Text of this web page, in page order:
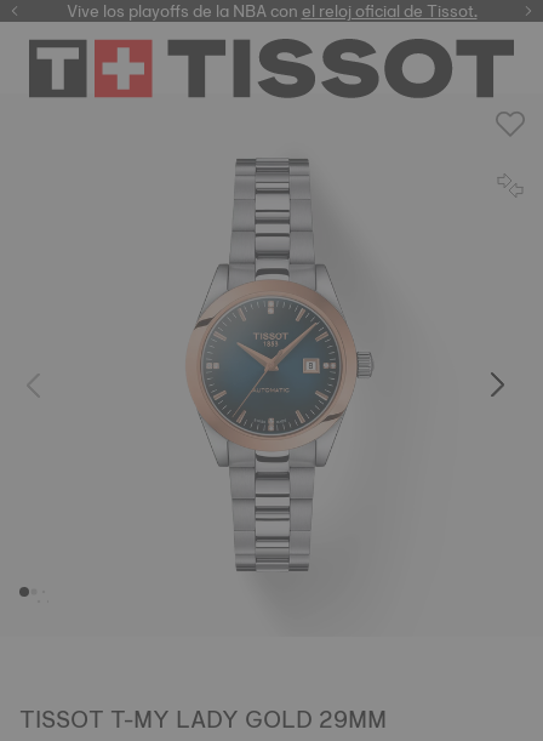
Vive los playoffs de la NBA conel reloj oficial de Tissot.
TISSOT T-MY LADY GOLD 29MM